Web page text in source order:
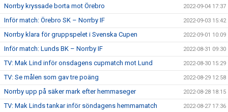
Norrby kryssade borta mot Örebro 2022-09-04 17:37
Inför match: Örebro SK – Norrby IF 2022-09-03 15:42
Norrby klara för gruppspelet i Svenska Cupen 2022-09-01 10:09
Inför match: Lunds BK – Norrby IF 2022-08-31 09:30
TV: Mak Lind inför onsdagens cupmatch mot Lund 2022-08-30 15:29
TV: Se målen som gav tre poäng 2022-08-29 12:58
Norrby upp på säker mark efter hemmaseger 2022-08-28 18:15
TV: Mak Linds tankar inför söndagens hemmamatch 2022-08-27 17:36